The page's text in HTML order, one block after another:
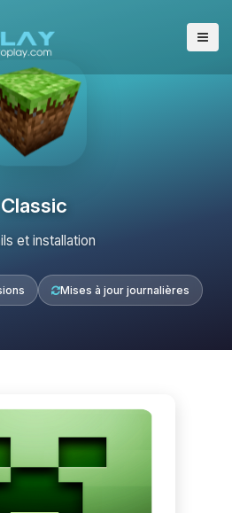
Classic
et installation
Mises à jour journalières